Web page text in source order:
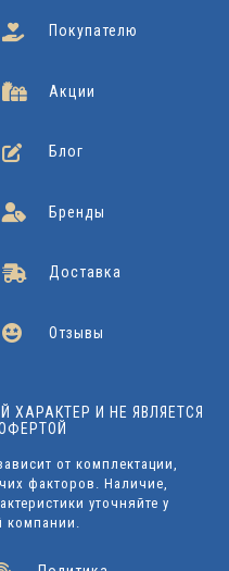
Покупателю
Акции
Блог
Бренды
Доставка
Отзывы
И НЕ ЯВЛЯЕТСЯ
от комплектации,
факторов. Наличие,
уточняйте у
компании.